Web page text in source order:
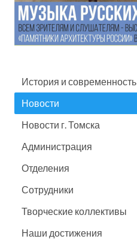
История и современность
Новости
Новости г. Томска
Администрация
Отделения
Сотрудники
Творческие коллективы
Наши достижения